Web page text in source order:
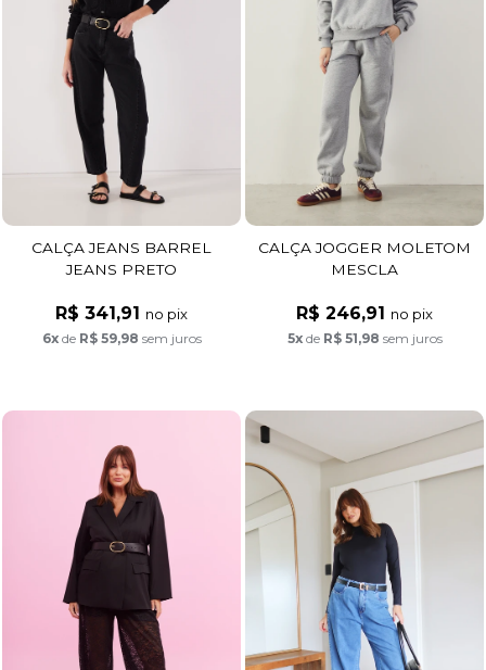
CALÇA JEANS BARREL
JEANS PRETO
R$ 341,91 no pix
6xde R$ 59,98 sem juros
CALÇA JOGGER MOLETOM
MESCLA
R$ 246,91 no pix
5xde R$ 51,98 sem juros